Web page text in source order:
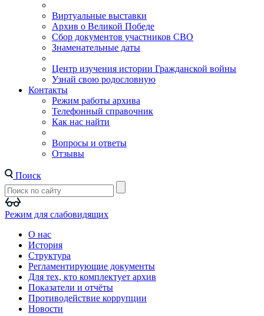
Виртуальные выставки
Архив о Великой Победе
Сбор документов участников СВО
Знаменательные даты
Центр изучения истории Гражданской войны
Узнай свою родословную
Контакты
Режим работы архива
Телефонный справочник
Как нас найти
Вопросы и ответы
Отзывы
Поиск
Режим для слабовидящих
О нас
История
Структура
Регламентирующие документы
Для тех, кто комплектует архив
Показатели и отчёты
Противодействие коррупции
Новости